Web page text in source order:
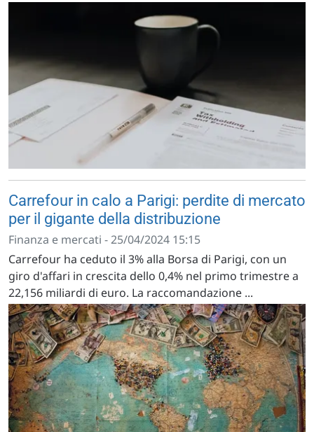
Carrefour in calo a Parigi: perdite di mercato
per il gigante della distribuzione
Finanza e mercati - 25/04/2024 15:15
Carrefour ha ceduto il 3% alla Borsa di Parigi, con un
giro d'affari in crescita dello 0,4% nel primo trimestre a
22,156 miliardi di euro. La raccomandazione ...